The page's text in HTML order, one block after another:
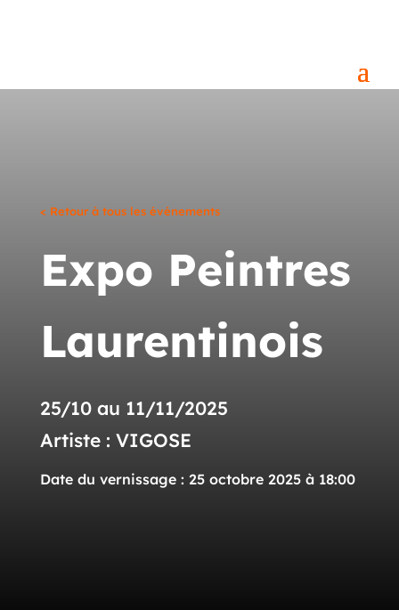
< Retour à tous les événements
Expo Peintres
Laurentinois
25/10 au 11/11/2025
Artiste : VIGOSE
Date du vernissage : 25 octobre 2025 à 18:00